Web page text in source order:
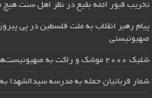
تخریب قبور ائمه بقیع در نظر اهل سنت هیچ
پیام رهبر انقلاب به ملت فلسطین در پی
صهیونیستی
شلیک ۲۰۰۰ موشک و راکت به صهیونیست‌ها
شمار قربانیان حمله به مدرسه سیدالشهدا به ۸۵ نفر رسید